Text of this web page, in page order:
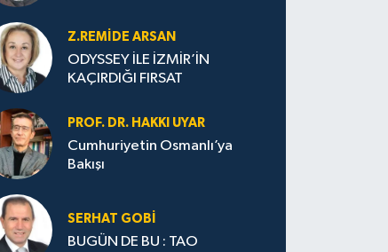
Z.REMIDE ARSAN
ODYSSEY İLE İZMİR’İN
KAÇIRDIĞI FIRSAT
PROF. DR. HAKKI UYAR
Cumhuriyetin Osmanlı’ya
Bakışı
SERHAT GOBİ
BUGÜN DE BU : TAO